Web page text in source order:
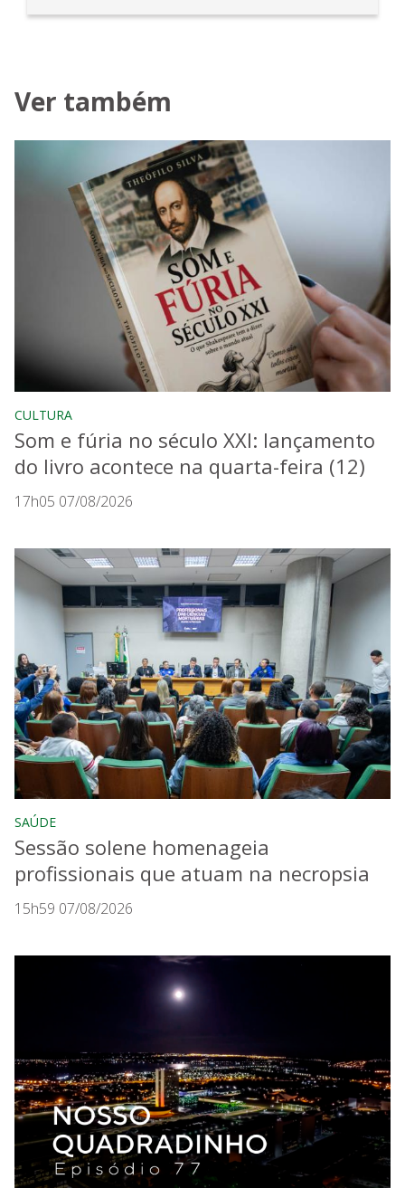
Ver também
CULTURA
Som e fúria no século XXI: lançamento
do livro acontece na quarta-feira (12)
17h05 07/08/2026
SAÚDE
Sessão solene homenageia
profissionais que atuam na necropsia
15h59 07/08/2026